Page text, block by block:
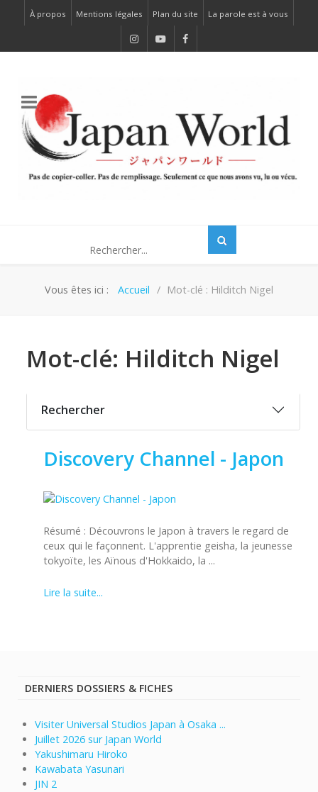
À propos Mentions légales Plan du site La parole est à vous
Vous êtes ici : Accueil Mot-clé : Hilditch Nigel
Mot-clé: Hilditch Nigel
Rechercher
Discovery Channel - Japon
Résumé : Découvrons le Japon à travers le regard de
ceux qui le façonnent. L'apprentie geisha, la jeunesse
tokyoïte, les Aïnous d'Hokkaido, la ...
Lire la suite...
DERNIERS DOSSIERS & FICHES
Visiter Universal Studios Japan à Osaka ...
Juillet 2026 sur Japan World
Yakushimaru Hiroko
Kawabata Yasunari
JIN 2